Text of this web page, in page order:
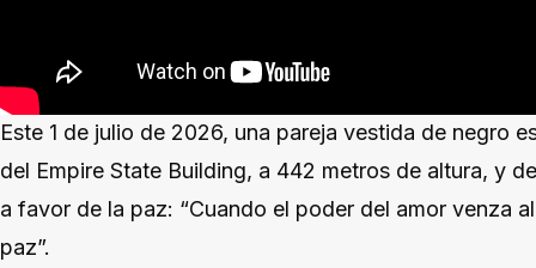
Este 1 de julio de 2026, una pareja vestida de negro
del Empire State Building, a 442 metros de altura, y
a favor de la paz: “Cuando el poder del amor venza
paz”.